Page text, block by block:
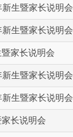
生暨家长说明会
生暨家长说明会
家长说明会
生暨家长说明会
生暨家长说明会
长说明会